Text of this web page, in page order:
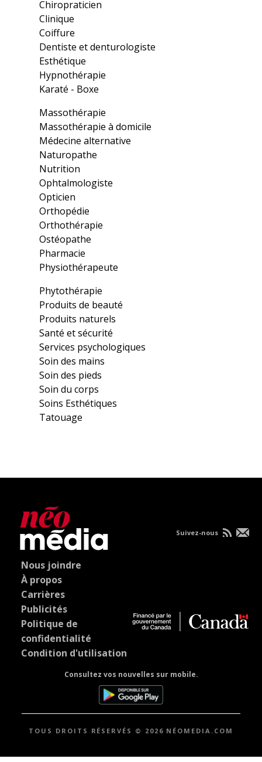
Chiropraticien
Clinique
Coiffure
Dentiste et denturologiste
Esthétique
Hypnothérapie
Karaté - Boxe
Massothérapie
Massothérapie à domicile
Médecine alternative
Naturopathe
Nutrition
Ophtalmologiste
Opticien
Orthopédie
Orthothérapie
Ostéopathe
Pharmacie
Physiothérapeute
Phytothérapie
Produits de beauté
Produits naturels
Santé et sécurité
Services psychologiques
Soin des mains
Soin des pieds
Soin du corps
Soins Esthétiques
Tatouage
Nous joindre
À propos
Carrières
Publicités
Politique de
confidentialité
Condition d'utilisation
Consultez vos nouvelles sur mobile.
Suivez-nous
TOUS DROITS RÉSERVÉS © 2026 NÉOMEDIA.COM